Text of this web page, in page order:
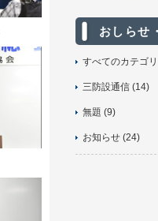
おしらせ
すべてのカテゴ
三防設通信 (14)
無題 (9)
お知らせ (24)